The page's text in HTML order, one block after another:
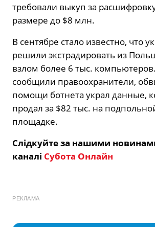
требовали выкуп за
размере до $8 млн.
В сентябре стало известно, что
решили экстрадировать из
взлом более 6 тыс.
сообщили правоохранители,
помощи ботнета украл данные,
продал за $82 тыс. на
площадке.
Слідкуйте за нашими
каналі Субота Онлайн
РЕКЛАМА